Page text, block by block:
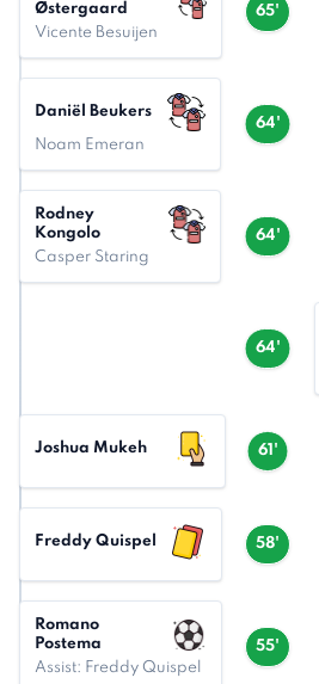
65'
Østergaard
Vicente Besuijen
64'
Daniël Beukers
Noam Emeran
64'
Rodney
Kongolo
Casper Staring
64'
61'
Joshua Mukeh
58'
Freddy Quispel
55'
Romano
Postema
Assist: Freddy Quispel